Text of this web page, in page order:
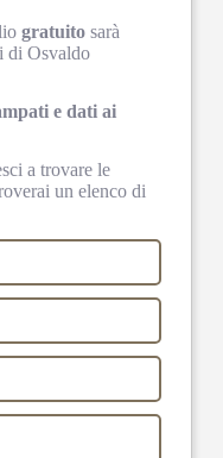
gratuito sarà
di Osvaldo
e dati ai
a trovare le
un elenco di